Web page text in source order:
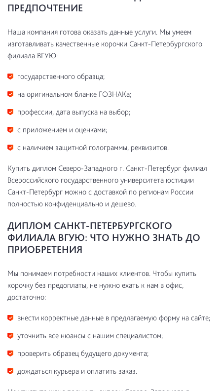
ПРЕДПОЧТЕНИЕ
Наша компания готова оказать данные услуги. Мы умеем
изготавливать качественные корочки Санкт-Петербургского
филиала ВГУЮ:
государственного образца;
на оригинальном бланке ГОЗНАКа;
профессии, дата выпуска на выбор;
с приложением и оценками;
с наличием защитной голограммы, реквизитов.
Купить диплом Северо-Западного г. Санкт-Петербург филиал
Всероссийского государственного университета юстиции
Санкт-Петербург можно с доставкой по регионам России
полностью конфиденциально и дешево.
ДИПЛОМ САНКТ-ПЕТЕРБУРГСКОГО
ФИЛИАЛА ВГУЮ: ЧТО НУЖНО ЗНАТЬ ДО
ПРИОБРЕТЕНИЯ
Мы понимаем потребности наших клиентов. Чтобы купить
корочку без предоплаты, не нужно ехать к нам в офис,
достаточно:
внести корректные данные в предлагаемую форму на сайте;
уточнить все нюансы с нашим специалистом;
проверить образец будущего документа;
дождаться курьера и оплатить заказ.